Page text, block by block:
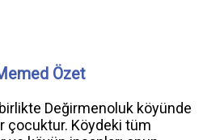
Özet
Değirmenoluk köyünde
çocuktur. Köydeki tüm